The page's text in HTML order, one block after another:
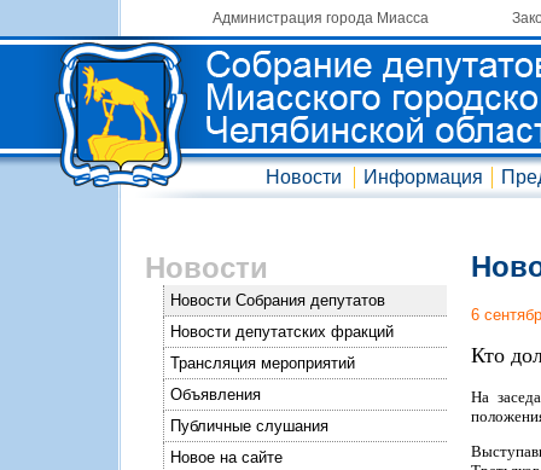
Администрация города Миасса
Новости Информация
Новости
Новости Собрания депутатов
Новости депутатских фракций
Трансляция мероприятий
Объявления
Публичные слушания
Новое на сайте
6
Кто
На